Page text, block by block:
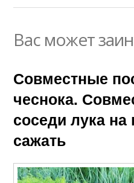
Вас может
Совместные
чеснока.
соседи лука на
сажать